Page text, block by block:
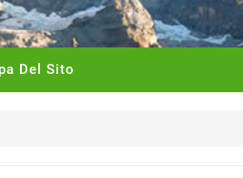
Del Sito